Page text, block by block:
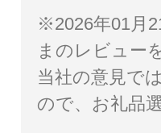
※2026年01月
まのレビュー
当社の意見で
ので、お礼品